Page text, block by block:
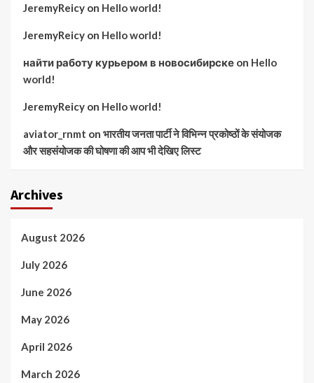
JeremyReicy on Hello world!
JeremyReicy on Hello world!
найти работу курьером в новосибирске on Hello
world!
JeremyReicy on Hello world!
aviator_rnmt on भारतीय जनता पार्टी ने विभिन्न प्रकोष्ठों के संयोजक
और सहसंयोजक की घोषणा की आप भी देखिए लिस्ट
Archives
August 2026
July 2026
June 2026
May 2026
April 2026
March 2026